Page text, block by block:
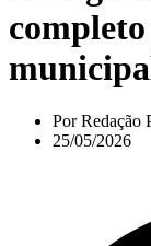
PorRedação
25/05/2026